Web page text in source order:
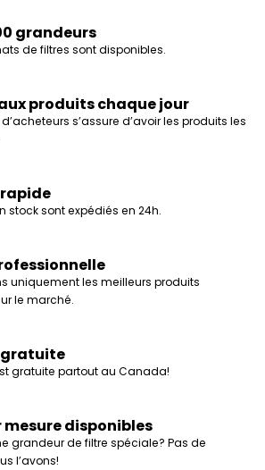
grandeurs
de filtres sont disponibles.
produits chaque jour
s’assure d’avoir les produits les
stock sont expédiés en 24h.
uniquement les meilleurs produits
le marché.
gratuite
gratuite partout au Canada!
mesure disponibles
grandeur de filtre spéciale? Pas de
l’avons!